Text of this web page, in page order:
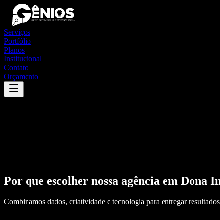
Serviços
Portfólio
Planos
Institucional
Contato
Orçamento
Por que escolher nossa agência em Dona
Combinamos dados, criatividade e tecnologia para entregar